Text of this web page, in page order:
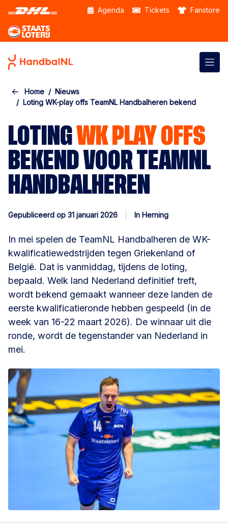
Skip to the main content Agenda Tickets Fanstore
Home
Nieuws
Loting WK-play offs TeamNL Handbalheren bekend
LOTING WK PLAY OFFS
BEKEND VOOR TEAMNL
HANDBALHEREN
Gepubliceerd op 31 januari 2026 In Herning
In mei spelen de TeamNL Handbalheren de WK-
kwalificatiewedstrijden tegen Griekenland of
België. Dat is vanmiddag, tijdens de loting,
bepaald. Welk land Nederland definitief treft,
wordt bekend gemaakt wanneer deze landen de
eerste kwalificatieronde hebben gespeeld (in de
week van 16-22 maart 2026). De winnaar uit die
ronde, wordt de tegenstander van Nederland in
mei.